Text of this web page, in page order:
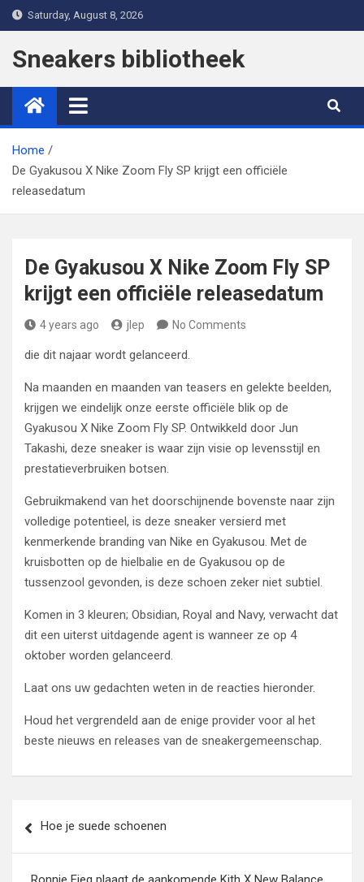
Skip
to
content
Saturday, August 8, 2026
Sneakers bibliotheek
Home
De Gyakusou X Nike Zoom Fly SP krijgt een officiële
releasedatum
De Gyakusou X Nike Zoom Fly SP
krijgt een officiële releasedatum
4 years ago jlep No Comments
die dit najaar wordt gelanceerd.
Na maanden en maanden van teasers en gelekte beelden,
krijgen we eindelijk onze eerste officiële blik op de
Gyakusou X Nike Zoom Fly SP. Ontwikkeld door Jun
Takashi, deze sneaker is waar zijn visie op levensstijl en
prestatieverbruiken botsen.
Gebruikmakend van het doorschijnende bovenste naar zijn
volledige potentieel, is deze sneaker versierd met
kenmerkende branding van Nike en Gyakusou. Met de
kruisbotten op de hielbalie en de Gyakusou op de
tussenzool gevonden, is deze schoen zeker niet subtiel.
Komen in 3 kleuren; Obsidian, Royal and Navy, verwacht dat
dit een uiterst uitdagende agent is wanneer ze op 4
oktober worden gelanceerd.
Laat ons uw gedachten weten in de reacties hieronder.
Houd het vergrendeld aan de enige provider voor al het
beste nieuws en releases van de sneakergemeenschap.
navigation
Hoe je suede schoenen